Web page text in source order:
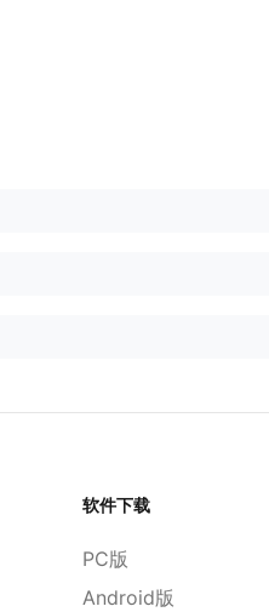
软件下载
PC版
Android版